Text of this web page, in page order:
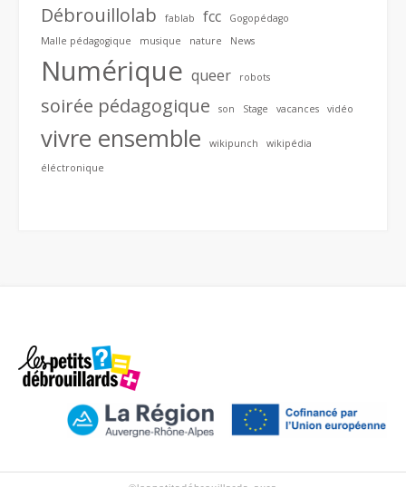
Débrouillolab fablab fcc
Gogopédago
Malle pédagogique
musique nature News
Numérique queer robots
soirée pédagogique son Stage vacances vidéo
vivre ensemble wikipunch
wikipédia
éléctronique